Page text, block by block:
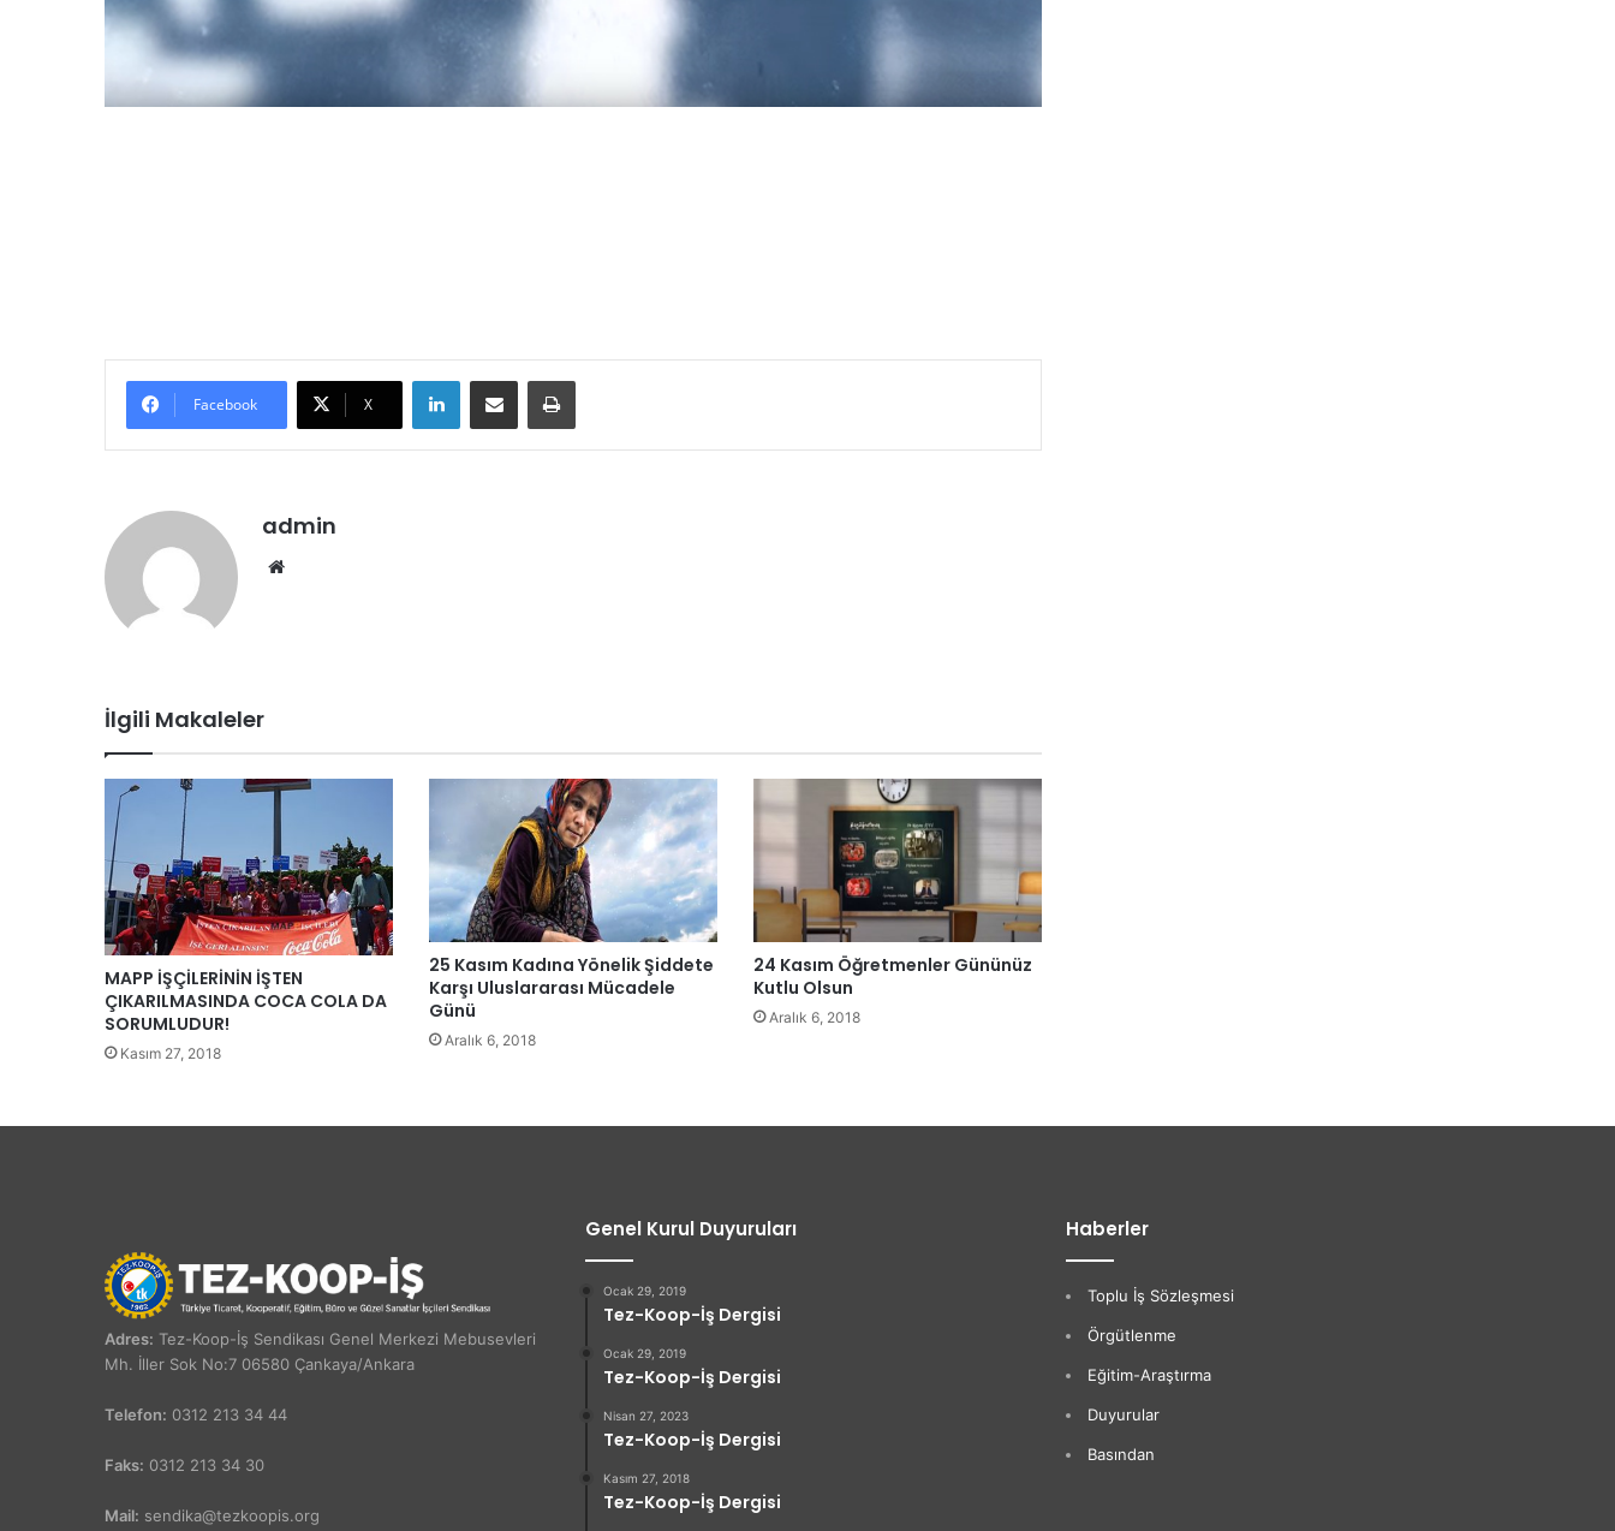
Facebook X
admin
İlgili Makaleler
MAPP İŞÇİLERİNİN İŞTEN
ÇIKARILMASINDA COCA COLA DA
SORUMLUDUR!
Kasım 27, 2018
25 Kasım Kadına Yönelik Şiddete
Karşı Uluslararası Mücadele
Günü
Aralık 6, 2018
24 Kasım Öğretmenler Gününüz
Kutlu Olsun
Aralık 6, 2018
Adres: Tez-Koop-İş Sendikası Genel Merkezi Mebusevleri
Mh. İller Sok No:7 06580 Çankaya/Ankara
Telefon: 0312 213 34 44
Faks: 0312 213 34 30
Mail: sendika@tezkoopis.org
Genel Kurul Duyuruları
Ocak 29, 2019
Tez-Koop-İş Dergisi
Ocak 29, 2019
Tez-Koop-İş Dergisi
Nisan 27, 2023
Tez-Koop-İş Dergisi
Kasım 27, 2018
Tez-Koop-İş Dergisi
Haberler
Toplu İş Sözleşmesi
Örgütlenme
Eğitim-Araştırma
Duyurular
Basından